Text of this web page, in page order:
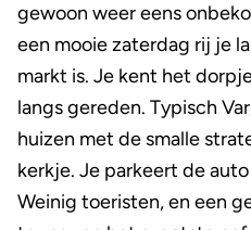
gewoon weer eens
een mooie zaterdag rij je
markt is. Je kent het
langs gereden. Typisch
huizen met de smalle
kerkje. Je parkeert de
Weinig toeristen, en een